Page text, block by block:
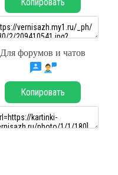
Для форумов и чатов
Копировать